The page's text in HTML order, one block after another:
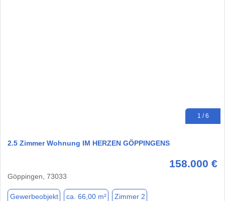
1 / 6
2.5 Zimmer Wohnung IM HERZEN GÖPPINGENS
158.000 €
Göppingen, 73033
Gewerbeobjekt ca. 66,00 m² Zimmer 2